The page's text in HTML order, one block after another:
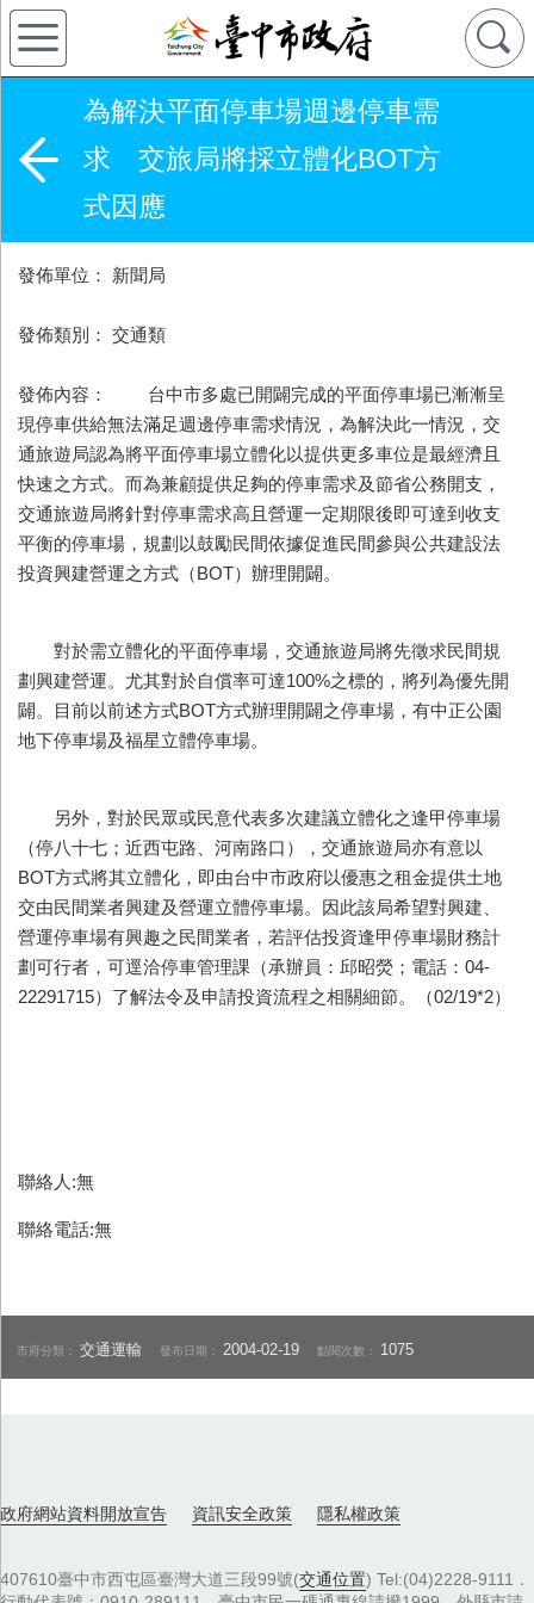
為解決平面停車場週邊停車需
求 交旅局將採立體化BOT方
式因應
發佈單位： 新聞局
發佈類別： 交通類
發佈內容： 台中市多處已開闢完成的平面停車場已漸漸呈
現停車供給無法滿足週邊停車需求情況，為解決此一情況，交
通旅遊局認為將平面停車場立體化以提供更多車位是最經濟且
快速之方式。而為兼顧提供足夠的停車需求及節省公務開支，
交通旅遊局將針對停車需求高且營運一定期限後即可達到收支
平衡的停車場，規劃以鼓勵民間依據促進民間參與公共建設法
投資興建營運之方式（BOT）辦理開闢。
對於需立體化的平面停車場，交通旅遊局將先徵求民間規
劃興建營運。尤其對於自償率可達100%之標的，將列為優先開
闢。目前以前述方式BOT方式辦理開闢之停車場，有中正公園
地下停車場及福星立體停車場。
另外，對於民眾或民意代表多次建議立體化之逢甲停車場
（停八十七；近西屯路、河南路口），交通旅遊局亦有意以
BOT方式將其立體化，即由台中市政府以優惠之租金提供土地
交由民間業者興建及營運立體停車場。因此該局希望對興建、
營運停車場有興趣之民間業者，若評估投資逢甲停車場財務計
劃可行者，可逕洽停車管理課（承辦員：邱昭熒；電話：04-
22291715）了解法令及申請投資流程之相關細節。（02/19*2）
聯絡人:無
聯絡電話:無
市府分類：交通運輸 發布日期： 2004-02-19 點閱次數： 1075
政府網站資料開放宣告 資訊安全政策 隱私權政策
407610臺中市西屯區臺灣大道三段99號(交通位置) Tel:(04)2228-9111．